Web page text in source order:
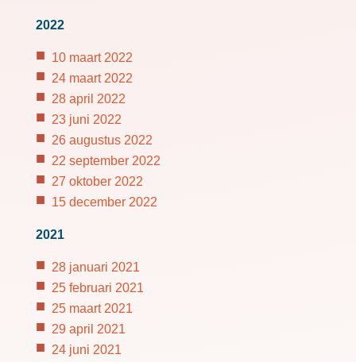
2022
10 maart 2022
24 maart 2022
28 april 2022
23 juni 2022
26 augustus 2022
22 september 2022
27 oktober 2022
15 december 2022
2021
28 januari 2021
25 februari 2021
25 maart 2021
29 april 2021
24 juni 2021